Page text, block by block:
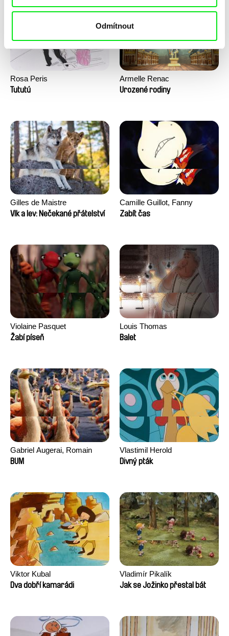
Odmítnout
Rosa Peris
Tututú
Armelle Renac
Urozené rodiny
Gilles de Maistre
Vlk a lev: Nečekané přátelství
Camille Guillot, Fanny
Hagdahl Sörebo, Aleksandra
Valentine Zhang
Zabít čas
Violaine Pasquet
Žabí píseň
Louis Thomas
Balet
Gabriel Augerai, Romain
Augier, Laurie Pereira De
BUM
Vlastimil Herold
Divný pták
Viktor Kubal
Dva dobří kamarádi
Vladimír Pikalík
Jak se Jožinko přestal bát